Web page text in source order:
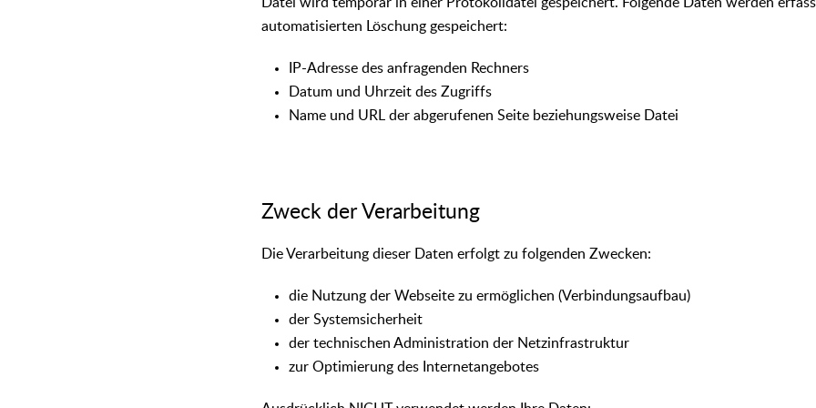
automatisierten Löschung gespeichert:
IP-Adresse des anfragenden Rechners
Datum und Uhrzeit des Zugriffs
Name und URL der abgerufenen Seite beziehungsweise Datei
Zweck der Verarbeitung
Die Verarbeitung dieser Daten erfolgt zu folgenden Zwecken:
die Nutzung der Webseite zu ermöglichen (Verbindungsaufbau)
der Systemsicherheit
der technischen Administration der Netzinfrastruktur
zur Optimierung des Internetangebotes